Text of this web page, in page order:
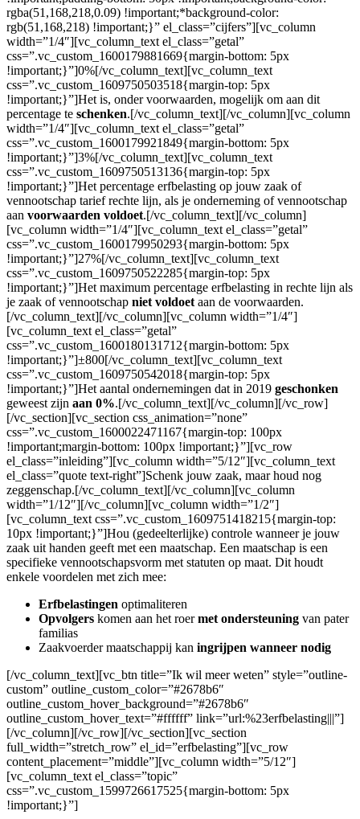
rgba(51,168,218,0.09) !important;*background-color:
rgb(51,168,218) !important;}” el_class=”cijfers”][vc_column
width=”1/4″][vc_column_text el_class=”getal”
css=”.vc_custom_1600179881669{margin-bottom: 5px
!important;}”]0%[/vc_column_text][vc_column_text
css=”.vc_custom_1609750503518{margin-top: 5px
!important;}”]Het is, onder voorwaarden, mogelijk om aan dit
percentage te schenken.[/vc_column_text][/vc_column][vc_column
width=”1/4″][vc_column_text el_class=”getal”
css=”.vc_custom_1600179921849{margin-bottom: 5px
!important;}”]3%[/vc_column_text][vc_column_text
css=”.vc_custom_1609750513136{margin-top: 5px
!important;}”]Het percentage erfbelasting op jouw zaak of
vennootschap tarief rechte lijn, als je onderneming of vennootschap
aan voorwaarden voldoet.[/vc_column_text][/vc_column]
[vc_column width=”1/4″][vc_column_text el_class=”getal”
css=”.vc_custom_1600179950293{margin-bottom: 5px
!important;}”]27%[/vc_column_text][vc_column_text
css=”.vc_custom_1609750522285{margin-top: 5px
!important;}”]Het maximum percentage erfbelasting in rechte lijn als
je zaak of vennootschap niet voldoetaan de voorwaarden.
[/vc_column_text][/vc_column][vc_column width=”1/4″]
[vc_column_text el_class=”getal”
css=”.vc_custom_1600180131712{margin-bottom: 5px
!important;}”]±800[/vc_column_text][vc_column_text
css=”.vc_custom_1609750542018{margin-top: 5px
!important;}”]Het aantal ondernemingen dat in 2019 geschonken
geweest zijn aan 0%.[/vc_column_text][/vc_column][/vc_row]
[/vc_section][vc_section css_animation=”none”
css=”.vc_custom_1600022471167{margin-top: 100px
!important;margin-bottom: 100px !important;}”][vc_row
el_class=”inleiding”][vc_column width=”5/12″][vc_column_text
el_class=”quote text-right”]Schenk jouw zaak, maar houd nog
zeggenschap.[/vc_column_text][/vc_column][vc_column
width=”1/12″][/vc_column][vc_column width=”1/2″]
[vc_column_text css=”.vc_custom_1609751418215{margin-top:
10px !important;}”]Hou (gedeelterlijke) controle wanneer je jouw
zaak uit handen geeft met een maatschap. Een maatschap is een
specifieke vennootschapsvorm met statuten op maat. Dit houdt
enkele voordelen met zich mee:
Erfbelastingen optimaliteren
Opvolgers komen aan het roermet ondersteuning van pater
familias
Zaakvoerder maatschappij kan ingrijpen wanneer nodig
[/vc_column_text][vc_btn title=”Ik wil meer weten” style=”outline-
custom” outline_custom_color=”#2678b6″
outline_custom_hover_background=”#2678b6″
outline_custom_hover_text=”#ffffff” link=”url:%23erfbelasting|||”]
[/vc_column][/vc_row][/vc_section][vc_section
full_width=”stretch_row” el_id=”erfbelasting”][vc_row
content_placement=”middle”][vc_column width=”5/12″]
[vc_column_text el_class=”topic”
css=”.vc_custom_1599726617525{margin-bottom: 5px
!important;}”]